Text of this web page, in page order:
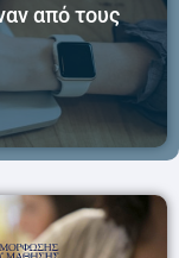
από τους